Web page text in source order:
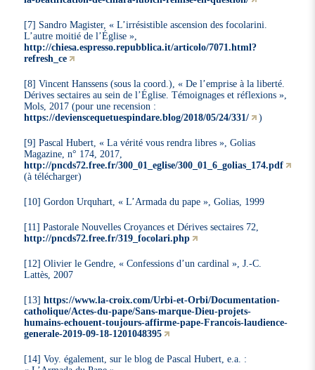
[7] Sandro Magister, « L’irrésistible ascension des focolarini.
L’autre moitié de l’Église »,
http://chiesa.espresso.repubblica.it/articolo/7071.html?
refresh_ce
[8] Vincent Hanssens (sous la coord.), « De l’emprise à la liberté.
Dérives sectaires au sein de l’Église. Témoignages et réflexions »,
Mols, 2017 (pour une recension :
https://devienscequetuespindare.blog/2018/05/24/331/
)
[9] Pascal Hubert, « La vérité vous rendra libres », Golias
Magazine, n° 174, 2017,
http://pncds72.free.fr/300_01_eglise/300_01_6_golias_174.pdf
(à télécharger)
[10] Gordon Urquhart, « L’Armada du pape », Golias, 1999
[11] Pastorale Nouvelles Croyances et Dérives sectaires 72,
http://pncds72.free.fr/319_focolari.php
[12] Olivier le Gendre, « Confessions d’un cardinal », J.-C.
Lattès, 2007
[13]https://www.la-croix.com/Urbi-et-Orbi/Documentation-
catholique/Actes-du-pape/Sans-marque-Dieu-projets-
humains-echouent-toujours-affirme-pape-Francois-laudience-
generale-2019-09-18-1201048395
[14] Voy. également, sur le blog de Pascal Hubert, e.a. :